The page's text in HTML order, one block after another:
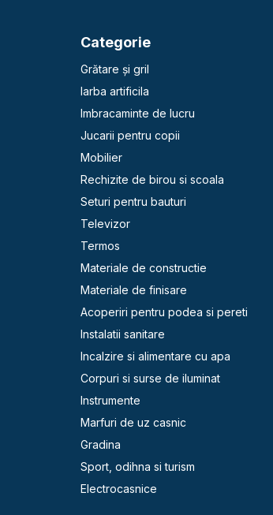
Categorie
Grătare și gril
Iarba artificila
Imbracaminte de lucru
Jucarii pentru copii
Mobilier
Rechizite de birou si scoala
Seturi pentru bauturi
Televizor
Termos
Materiale de constructie
Materiale de finisare
Acoperiri pentru podea si pereti
Instalatii sanitare
Incalzire si alimentare cu apa
Corpuri si surse de iluminat
Instrumente
Marfuri de uz casnic
Gradina
Sport, odihna si turism
Electrocasnice